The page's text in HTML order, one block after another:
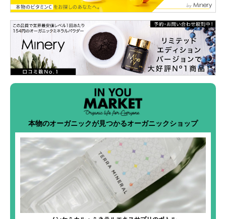
本物のオーガニックが見つかるオーガニックショップ